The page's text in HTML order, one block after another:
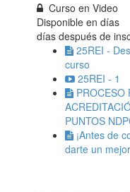
Curso en Video
Disponible endías
días después de
25REI -
curso
25REI - 1
PROCESO
PUNTOS
¡Antes de
darte un